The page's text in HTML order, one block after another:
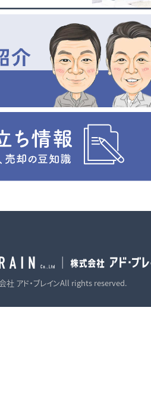
アド・ブレインAll rights reserved.